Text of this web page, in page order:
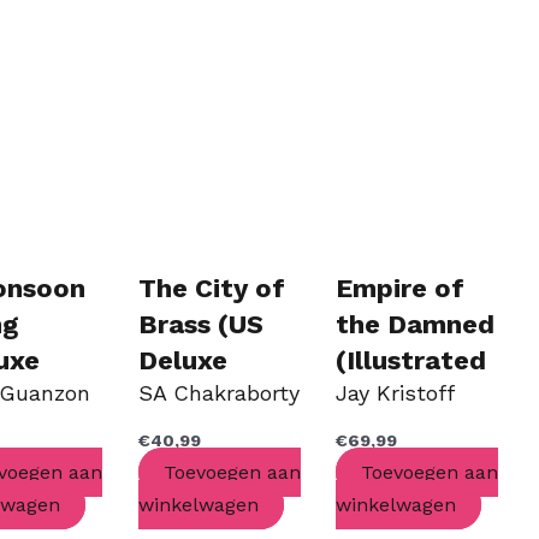
aan
The City of
Brass (US
Deluxe
Collector’s
Edition)
SA Chakraborty
€40,99
Toevoegen aan
winkelwagen
Empire of
the Damned
(Illustrated
Special
Edition)
Jay Kristoff
€69,99
Toevoegen aan
winkelwagen